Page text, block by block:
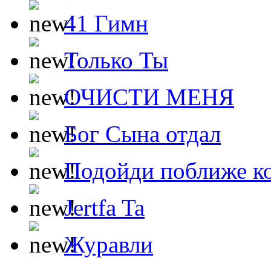
41 Гимн
Только Ты
ОЧИСТИ МЕНЯ
Бог Сына отдал
Подойди поближе
Jertfa Ta
Журавли